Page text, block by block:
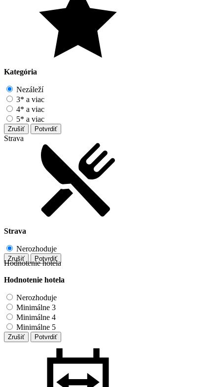
Kategória
Nezáleží
3* a viac
4* a viac
5* a viac
Zrušiť Potvrdiť
Strava
Strava
Nerozhoduje
Zrušiť Potvrdiť
Hodnotenie hotela
Hodnotenie hotela
Nerozhoduje
Minimálne 3
Minimálne 4
Minimálne 5
Zrušiť Potvrdiť